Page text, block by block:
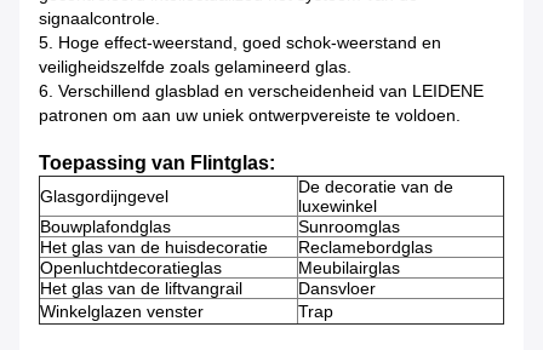
signaalcontrole.
5. Hoge effect-weerstand, goed schok-weerstand en
veiligheidszelfde zoals gelamineerd glas.
6. Verschillend glasblad en verscheidenheid van LEIDENE
patronen om aan uw uniek ontwerpvereiste te voldoen.
Toepassing van Flintglas:
Glasgordijngevel
De decoratie van de
luxewinkel
Bouwplafondglas
Sunroomglas
Het glas van de huisdecoratie
Reclamebordglas
Openluchtdecoratieglas
Meubilairglas
Het glas van de liftvangrail
Dansvloer
Winkelglazen venster
Trap